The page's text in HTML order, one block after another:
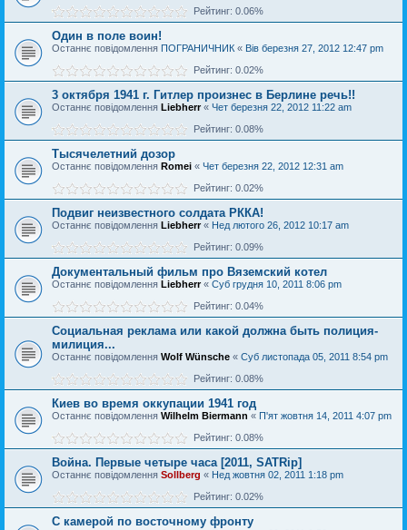
Рейтинг: 0.06%
Один в поле воин!
Останнє повідомлення ПОГРАНИЧНИК « Вів березня 27, 2012 12:47 pm
Рейтинг: 0.02%
3 октября 1941 г. Гитлер произнес в Берлине речь!!
Останнє повідомлення Liebherr« Чет березня 22, 2012 11:22 am
Рейтинг: 0.08%
Тысячелетний дозор
Останнє повідомлення Romei « Чет березня 22, 2012 12:31 am
Рейтинг: 0.02%
Подвиг неизвестного солдата РККА!
Останнє повідомлення Liebherr« Нед лютого 26, 2012 10:17 am
Рейтинг: 0.09%
Документальный фильм про Вяземский котел
Останнє повідомлення Liebherr« Суб грудня 10, 2011 8:06 pm
Рейтинг: 0.04%
Социальная реклама или какой должна быть полиция-
милиция...
Останнє повідомлення Wolf Wünsche « Суб листопада 05, 2011 8:54 pm
Рейтинг: 0.08%
Киев во время оккупации 1941 год
Останнє повідомлення Wilhelm Biermann « П'ят жовтня 14, 2011 4:07 pm
Рейтинг: 0.08%
Война. Первые четыре часа [2011, SATRip]
Останнє повідомлення Sollberg « Нед жовтня 02, 2011 1:18 pm
Рейтинг: 0.02%
С камерой по восточному фронту